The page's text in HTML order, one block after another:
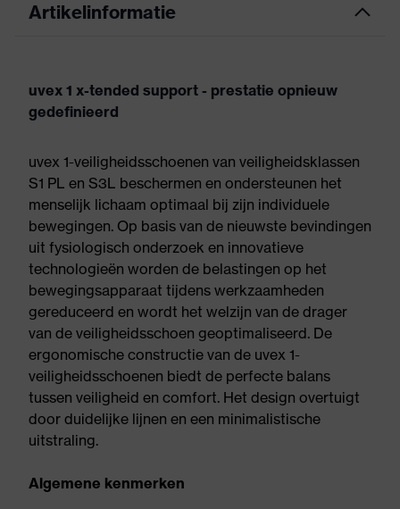
Artikelinformatie
uvex 1 x-tended support - prestatie opnieuw
gedefinieerd
uvex 1-veiligheidsschoenen van veiligheidsklassen
S1 PL en S3L beschermen en ondersteunen het
menselijk lichaam optimaal bij zijn individuele
bewegingen. Op basis van de nieuwste bevindingen
uit fysiologisch onderzoek en innovatieve
technologieën worden de belastingen op het
bewegingsapparaat tijdens werkzaamheden
gereduceerd en wordt het welzijn van de drager
van de veiligheidsschoen geoptimaliseerd. De
ergonomische constructie van de uvex 1-
veiligheidsschoenen biedt de perfecte balans
tussen veiligheid en comfort. Het design overtuigt
door duidelijke lijnen en een minimalistische
uitstraling.
Algemene kenmerken